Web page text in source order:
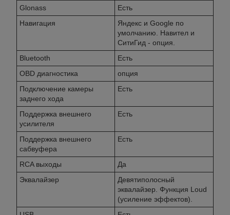
Glonass
Есть
Навигация
Яндекс и Googlе по
умолчанию. Навител и
СитиГид - опция.
Bluetooth
Есть
OBD диагностика
опция
Подключение камеры
заднего хода
Есть
Поддержка внешнего
усилителя
Есть
Поддержка внешнего
сабвуфера
Есть
RCA выходы
Да
Эквалайзер
Девятиполосный
эквалайзер. Функция Loud
(усиление эффектов).